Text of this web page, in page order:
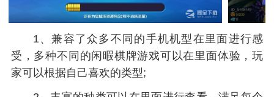
1、兼容了众多不同的手机机型在里面进行感
受，多种不同的闲暇棋牌游戏可以在里面体验，玩
家可以根据自己喜欢的类型;